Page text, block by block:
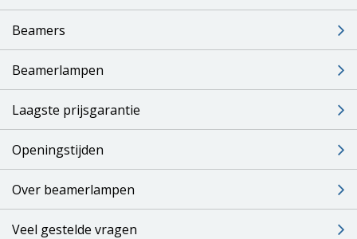
Beamers
Beamerlampen
Laagste prijsgarantie
Openingstijden
Over beamerlampen
Veel gestelde vragen